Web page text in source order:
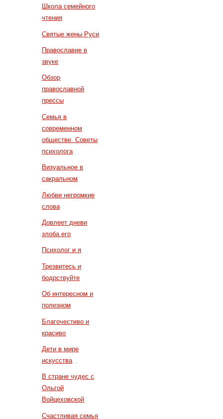
Школа семейного
чтения
Святые жены Руси
Православие в
звуке
Обзор
православной
прессы
Семья в
современном
обществе. Советы
психолога
Визуальное в
сакральном
Любви негромкие
слова
Довлеет дневи
злоба его
Психолог и я
Трезвитесь и
бодрствуйте
Об интересном и
полезном
Благочестиво и
красиво
Дети в мире
искусства
В стране чудес с
Ольгой
Войцеховской
Счастливая семья